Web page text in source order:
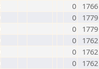
0
1766
0
1779
0
1779
0
1762
0
1762
0
1762